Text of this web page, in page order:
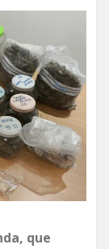
que